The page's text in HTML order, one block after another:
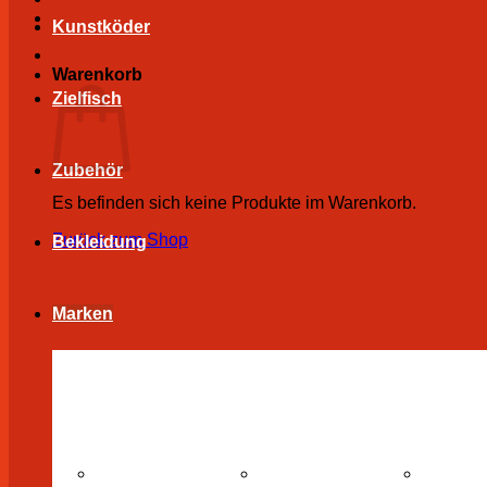
Warenkorb
Es befinden sich keine Produkte im Warenkorb.
Zurück zum Shop
Kunstköder
Zielfisch
Zubehör
Bekleidung
Marken